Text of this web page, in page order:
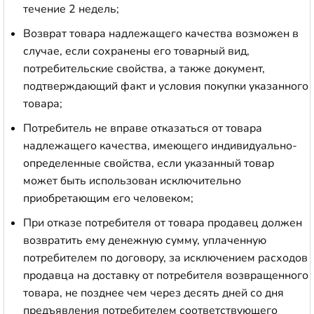
течение 2 недель;
Возврат товара надлежащего качества возможен в
случае, если сохранены его товарный вид,
потребительские свойства, а также документ,
подтверждающий факт и условия покупки указанного
товара;
Потребитель не вправе отказаться от товара
надлежащего качества, имеющего индивидуально-
определенные свойства, если указанный товар
может быть использован исключительно
приобретающим его человеком;
При отказе потребителя от товара продавец должен
возвратить ему денежную сумму, уплаченную
потребителем по договору, за исключением расходов
продавца на доставку от потребителя возвращенного
товара, не позднее чем через десять дней со дня
предъявления потребителем соответствующего